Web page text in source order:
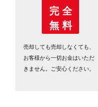
完 全
無 料
売却しても売却しなくても、
お客様から一切お金はいただ
きません。ご安心ください。